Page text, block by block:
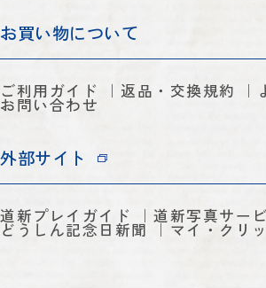
お買い物について
ご利用ガイド 返品・交換規約
お問い合わせ
外部サイト
道新プレイガイド 道新写真サー
どうしん記念日新聞 マイ・クリ